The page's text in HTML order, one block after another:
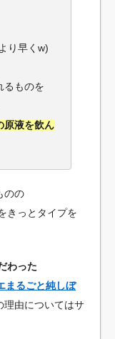
り早くw)
るものを
原液を飲ん
のの
きっとタイプを
わった
まるごと純しぼ
理由についてはサ